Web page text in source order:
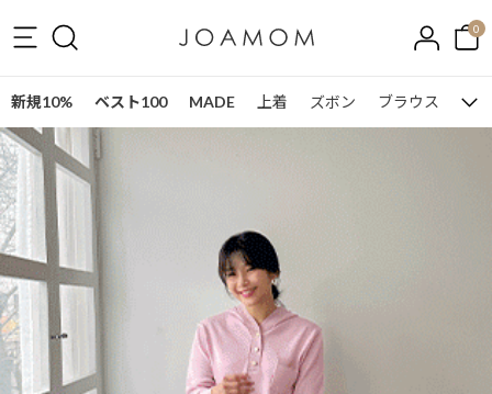
0
新規10% ベスト100 MADE 上着 ズボン ブラウス ワ